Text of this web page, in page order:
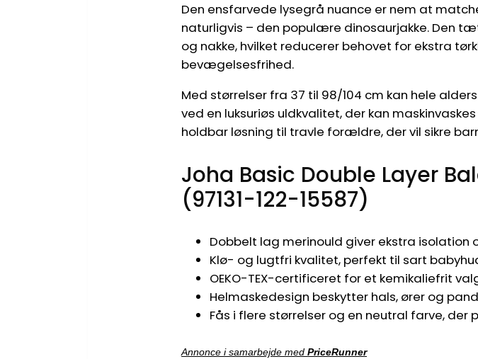
Den ensfarvede lysegrå nuance er nem at
naturligvis – den populære dinosaurjakke. Den
og nakke, hvilket reducerer behovet for ekstra
bevægelsesfrihed.
Med størrelser fra 37 til 98/104 cm kan hele
ved en luksuriøs uldkvalitet, der kan
holdbar løsning til travle forældre, der vil sikre
Joha Basic Double Layer
(97131-122-15587)
Dobbelt lag merinould giver ekstra
Klø- og lugtfri kvalitet, perfekt til sart
OEKO-TEX-certificeret for et kemikaliefrit
Helmaskedesign beskytter hals, ører og
Fås i flere størrelser og en neutral farve, der
Annonce i samarbejde med PriceRunner